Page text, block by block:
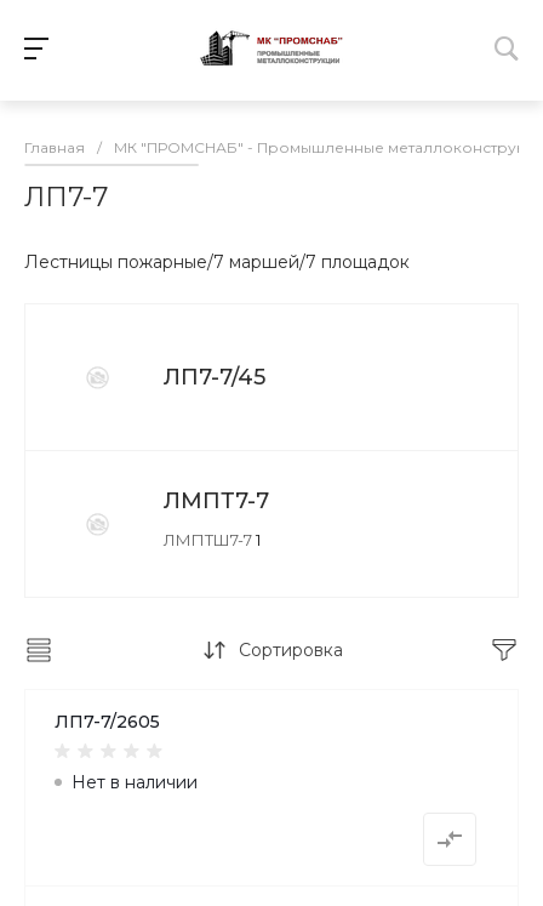
Главная / МК "ПРОМСНАБ" - Промышленные
ЛП7-7
Лестницы пожарные/7 маршей/7 площадок
ЛП7-7/45
ЛМПТ7-7
ЛМПТШ7-71
Сортировка
ЛП7-7/2605
Нет в наличии